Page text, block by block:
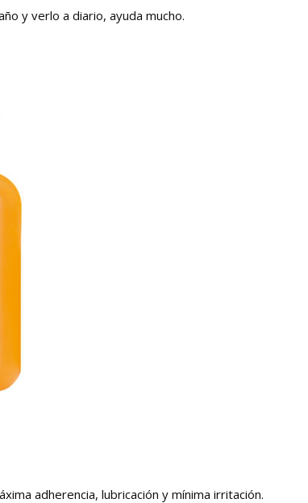
y verlo a diario, ayuda mucho.
adherencia, lubricación y mínima irritación.